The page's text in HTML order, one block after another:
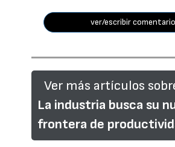
ver/escribir
Ver más artículos
La industria busca su
frontera de